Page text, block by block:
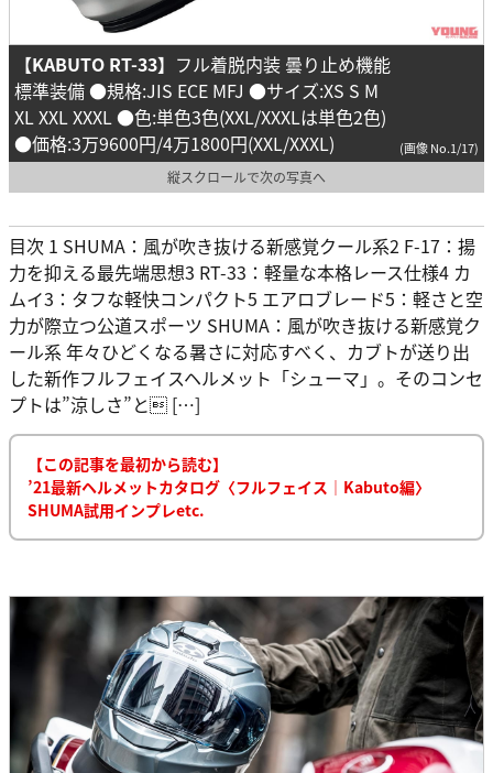
【KABUTO RT-33】 フル着脱内装 曇り止め機能
標準装備 ●規格:JIS ECE MFJ ●サイズ:XS S M
XL XXL XXXL ●色:単色3色(XXL/XXXLは単色2色)
●価格:3万9600円/4万1800円(XXL/XXXL)
(画像 No.1/17)
縦スクロールで次の写真へ
目次 1 SHUMA：風が吹き抜ける新感覚クール系2 F-17：揚
力を抑える最先端思想3 RT-33：軽量な本格レース仕様4 カ
ムイ3：タフな軽快コンパクト5 エアロブレード5：軽さと空
力が際立つ公道スポーツ SHUMA：風が吹き抜ける新感覚ク
ール系 年々ひどくなる暑さに対応すべく、カブトが送り出
した新作フルフェイスヘルメット「シューマ」。そのコンセ
プトは”涼しさ”と […]
【この記事を最初から読む】
’21最新ヘルメットカタログ〈フルフェイス｜Kabuto編〉
SHUMA試用インプレetc.